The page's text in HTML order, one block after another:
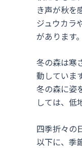
き声が秋を
ジュウカラ
があります
冬の森は寒
動していま
冬の森に姿
しては、低
四季折々の
以下に、季